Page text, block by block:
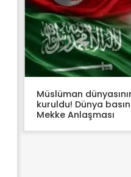
Müslüman
kuruldu! Dünya
Mekke Anlaşması